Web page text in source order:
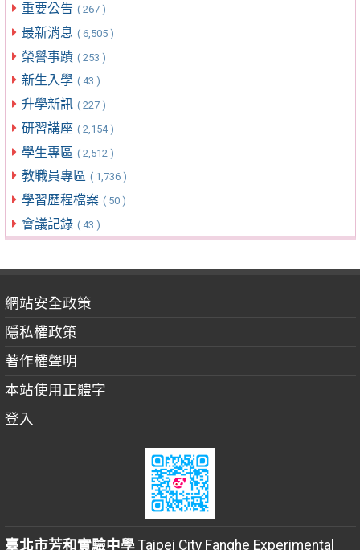
重要公告 ( 267 )
最新消息 ( 6,505 )
榮譽事蹟 ( 253 )
新生入學 ( 43 )
升學新訊 ( 227 )
研習講座 ( 2,154 )
學生專區 ( 2,512 )
教職員專區 ( 1,736 )
學習歷程檔案 ( 50 )
會議記錄 ( 43 )
網站安全政策
隱私權政策
著作權聲明
本站使用正體字
登入
臺北市芳和實驗中學Taipei City Fanghe Experimental